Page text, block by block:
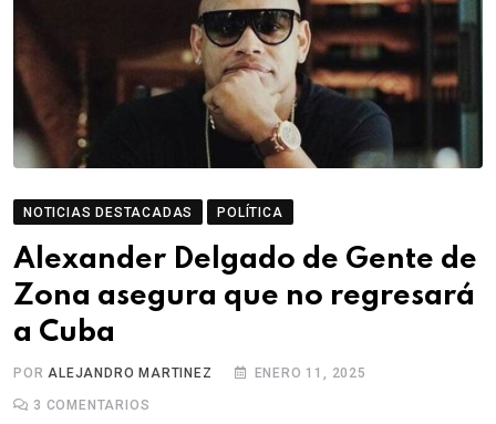
NOTICIAS DESTACADAS POLÍTICA
Alexander Delgado de Gente de
Zona asegura que no regresará
a Cuba
POR ALEJANDRO MARTINEZ ENERO 11, 2025
3 COMENTARIOS